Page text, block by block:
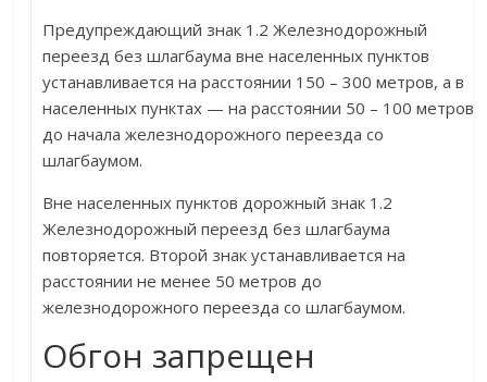
Предупреждающий знак 1.2 Железнодорожный
переезд без шлагбаума вне населенных пунктов
устанавливается на расстоянии 150 – 300 метров, а в
населенных пунктах — на расстоянии 50 – 100 метров
до начала железнодорожного переезда со
шлагбаумом.
Вне населенных пунктов дорожный знак 1.2
Железнодорожный переезд без шлагбаума
повторяется. Второй знак устанавливается на
расстоянии не менее 50 метров до
железнодорожного переезда со шлагбаумом.
Обгон запрещен